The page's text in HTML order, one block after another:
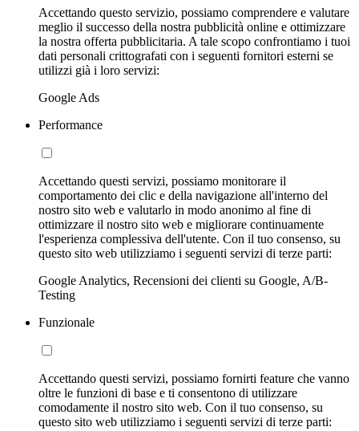
Accettando questo servizio, possiamo comprendere e valutare
meglio il successo della nostra pubblicità online e ottimizzare
la nostra offerta pubblicitaria. A tale scopo confrontiamo i tuoi
dati personali crittografati con i seguenti fornitori esterni se
utilizzi già i loro servizi:
Google Ads
Performance
Accettando questi servizi, possiamo monitorare il
comportamento dei clic e della navigazione all'interno del
nostro sito web e valutarlo in modo anonimo al fine di
ottimizzare il nostro sito web e migliorare continuamente
l'esperienza complessiva dell'utente. Con il tuo consenso, su
questo sito web utilizziamo i seguenti servizi di terze parti:
Google Analytics, Recensioni dei clienti su Google, A/B-
Testing
Funzionale
Accettando questi servizi, possiamo fornirti feature che vanno
oltre le funzioni di base e ti consentono di utilizzare
comodamente il nostro sito web. Con il tuo consenso, su
questo sito web utilizziamo i seguenti servizi di terze parti: